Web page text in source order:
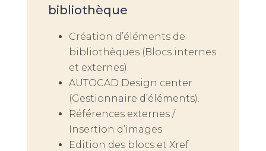
bibliothèque
Création d’éléments de
bibliothèques (Blocs internes
et externes).
AUTOCAD Design center
(Gestionnaire d’éléments).
Références externes /
Insertion d’images
Edition des blocs et Xref